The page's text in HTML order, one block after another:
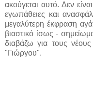
ακούγεται αυτό. Δεν
εγωπάθειες και
μεγαλύτερη έκφραση
βιαστικό ίσως -
διαβάζω για τους
"Γιώργου".